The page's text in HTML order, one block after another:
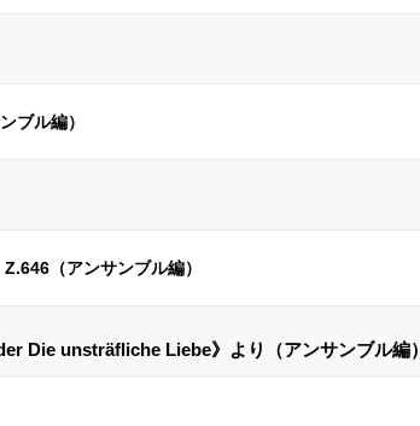
ブル編）
（アンサンブル編）
Die unsträfliche Liebe》より（アンサンブル編）